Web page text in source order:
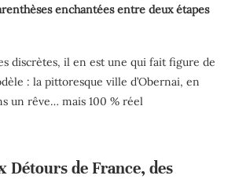
enchantées entre deux étapes
discrètes, il en est une qui fait figure de
: la pittoresque ville d’Obernai, en
un rêve… mais 100 % réel
Détours de France, des